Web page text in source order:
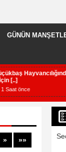
GÜNÜN
"Köyümde
» »»